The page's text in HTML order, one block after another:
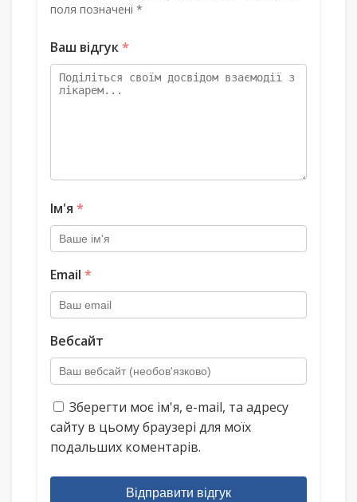
поля позначені *
Ваш відгук*
Ім'я *
Email *
Вебсайт
Зберегти моє ім'я, e-mail, та адресу
сайту в цьому браузері для моїх
подальших коментарів.
Відправити відгук